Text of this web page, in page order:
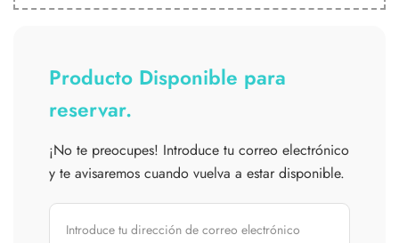
Producto Disponible para
reservar.
¡No te preocupes! Introduce tu correo electrónico
y te avisaremos cuando vuelva a estar disponible.